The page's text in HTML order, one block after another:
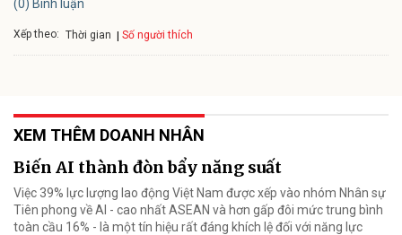
(0) Bình luận
Xếp theo: Thời gian Số người thích
XEM THÊM DOANH NHÂN
Biến AI thành đòn bẩy năng suất
Việc 39% lực lượng lao động Việt Nam được xếp vào nhóm Nhân sự
Tiên phong về AI - cao nhất ASEAN và hơn gấp đôi mức trung bình
toàn cầu 16% - là một tín hiệu rất đáng khích lệ đối với năng lực